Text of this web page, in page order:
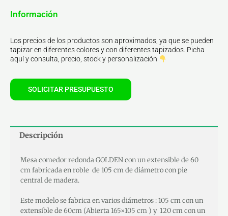
Información
Los precios de los productos son aproximados, ya que se pueden
tapizar en diferentes colores y con diferentes tapizados. Picha
aquí y consulta, precio, stock y personalización
SOLICITAR PRESUPUESTO
Descripción
Mesa comedor redonda GOLDEN con un extensible de 60
cm fabricada en roble de 105 cm de diámetro con pie
central de madera.
Este modelo se fabrica en varios diámetros : 105 cm con un
extensible de 60cm (Abierta 165×105 cm ) y 120 cm con un